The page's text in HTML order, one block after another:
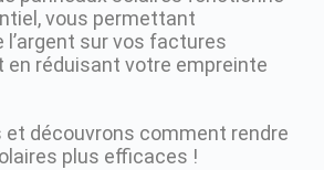
vous permettant
l’argent sur vos factures
en réduisant votre empreinte
et découvrons comment rendre
plus efficaces !